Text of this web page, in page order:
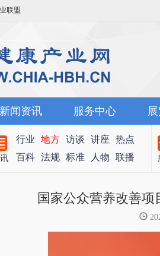
联盟
新闻资讯 服务中心
行业 地方 访谈 讲座
热点
百科 法规 标准 人物 联播
国家公众营养改善